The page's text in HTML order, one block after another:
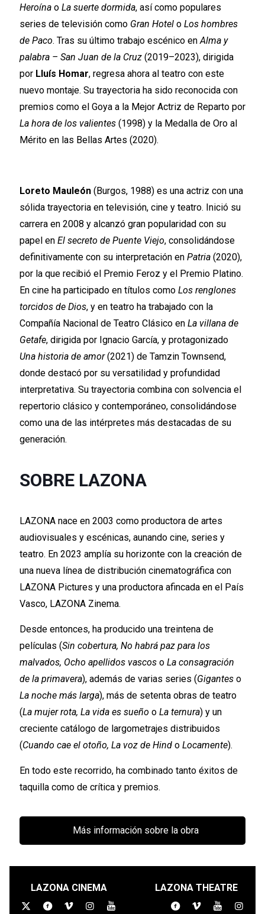
Heroína o La suerte dormida, así como populares
series de televisión como Gran Hotel o Los hombres
de Paco. Tras su último trabajo escénico enAlma y
palabra – San Juan de la Cruz (2019–2023), dirigida
por Lluís Homar, regresa ahora al teatro con este
nuevo montaje. Su trayectoria ha sido reconocida con
premios como el Goya a la Mejor Actriz de Reparto por
La hora de los valientes (1998) y la Medalla de Oro al
Mérito en las Bellas Artes (2020).
Loreto Mauleón (Burgos, 1988) es una actriz con una
sólida trayectoria en televisión, cine y teatro. Inició su
carrera en 2008 y alcanzó gran popularidad con su
papel en El secreto de Puente Viejo, consolidándose
definitivamente con su interpretación en Patria (2020),
por la que recibió el Premio Feroz y el Premio Platino.
En cine ha participado en títulos como Los renglones
torcidos de Dios, y en teatro ha trabajado con la
Compañía Nacional de Teatro Clásico en La villana de
Getafe, dirigida por Ignacio García, y protagonizado
Una historia de amor(2021) de Tamzin Townsend,
donde destacó por su versatilidad y profundidad
interpretativa. Su trayectoria combina con solvencia el
repertorio clásico y contemporáneo, consolidándose
como una de las intérpretes más destacadas de su
generación.
SOBRE LAZONA
LAZONA nace en 2003 como productora de artes
audiovisuales y escénicas, aunando cine, series y
teatro. En 2023 amplía su horizonte con la creación de
una nueva línea de distribución cinematográfica con
LAZONA Pictures y una productora afincada en el País
Vasco, LAZONA Zinema.
Desde entonces, ha producido una treintena de
películas (Sin cobertura, No habrá paz para los
malvados, Ocho apellidos vascos o La consagración
de la primavera), además de varias series (Gigantes o
La noche más larga), más de setenta obras de teatro
(La mujer rota, La vida es sueño o La ternura) y un
creciente catálogo de largometrajes distribuidos
(Cuando cae el otoño, La voz de Hind o Locamente).
En todo este recorrido, ha combinado tanto éxitos de
taquilla como de crítica y premios.
Más información sobre la obra
LAZONA CINEMA LAZONA THEATRE